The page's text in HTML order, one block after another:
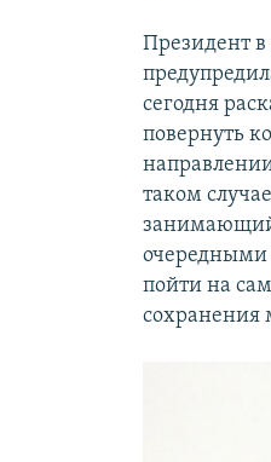
Президент
сегодня
повернуть
таком
очередными
пойти на
сохранения